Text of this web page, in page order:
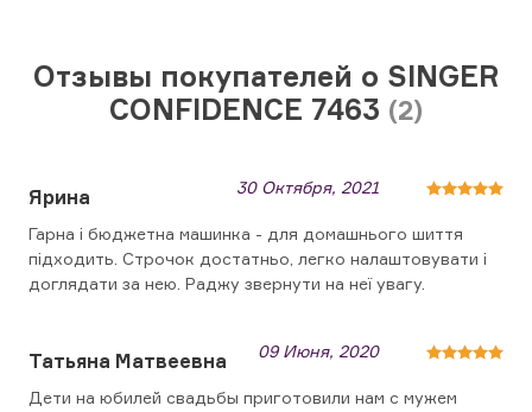
Отзывы покупателей о SINGER
CONFIDENCE 7463 (2)
Ярина 30 Октября, 2021
Гарна і бюджетна машинка - для домашнього шиття
підходить. Строчок достатньо, легко налаштовувати і
доглядати за нею. Раджу звернути на неї увагу.
Татьяна Матвеевна 09 Июня, 2020
Дети на юбилей свадьбы приготовили нам с мужем